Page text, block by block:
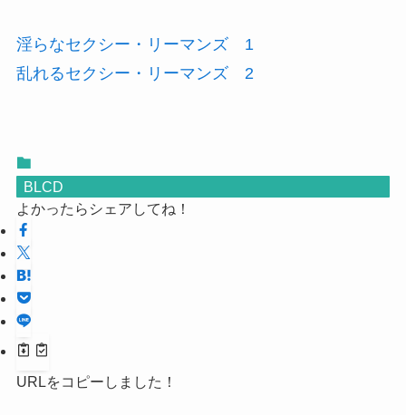
淫らなセクシー・リーマンズ 1
乱れるセクシー・リーマンズ 2
BLCD
よかったらシェアしてね！
URLをコピーしました！